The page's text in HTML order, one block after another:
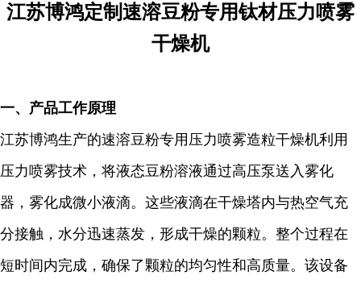
江苏博鸿定制速溶豆粉专用钛材压力喷雾
干燥机
一、 产品工作原理
江苏博鸿生产的速溶豆粉专用压力喷雾造粒干燥机利用
压力喷雾技术，将液态豆粉溶液通过高压泵送入雾化
器，雾化成微小液滴。这些液滴在干燥塔内与热空气充
分接触，水分迅速蒸发，形成干燥的颗粒。整个过程在
短时间内完成，确保了颗粒的均匀性和高质量。该设备